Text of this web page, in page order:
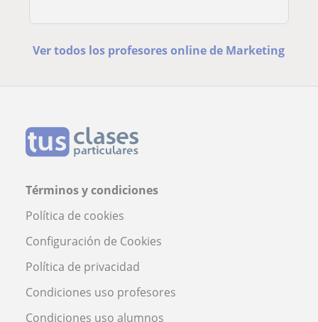
Ver todos los profesores online de Marketing
Términos y condiciones
Política de cookies
Configuración de Cookies
Política de privacidad
Condiciones uso profesores
Condiciones uso alumnos